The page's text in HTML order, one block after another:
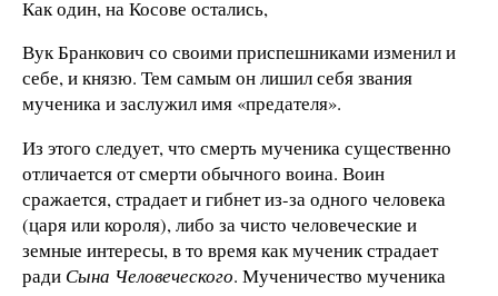
Как один, на Косове остались,
Вук Бранкович со своими приспешниками изменил и
себе, и князю. Тем самым он лишил себя звания
мученика и заслужил имя «предателя».
Из этого следует, что смерть мученика существенно
отличается от смерти обычного воина. Воин
сражается, страдает и гибнет из-за одного человека
(царя или короля), либо за чисто человеческие и
земные интересы, в то время как мученик страдает
ради Сына Человеческого. Мученичество мученика